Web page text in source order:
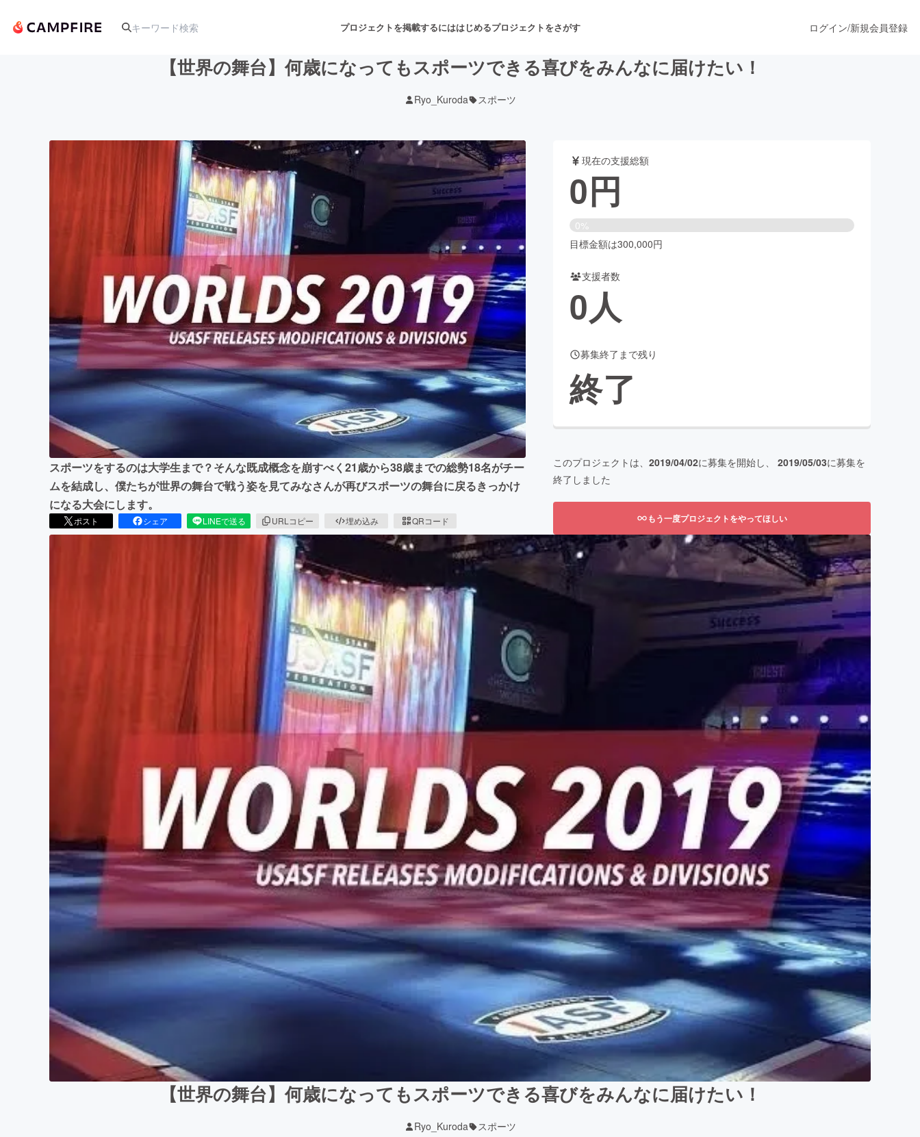
プロジェクトを掲載するにははじめるプロジェクトをさがす
アート・写真 音楽 舞台・パフォーマンス
テクノロジー・ガジェット ゲーム・サービス開発 フード・飲食店
映像・映画 書籍・雑誌出版 アニメ・漫画
ビジネス・起業 チャレンジ ビューティー・ヘルスケア
まちづくり・地域活性化
CAMPFIRE for Social GoodCAMPFIRE Creation
CAMPFIREふるさと納税machi-yaコミュニティ
ログイン/新規会員登録
【世界の舞台】何歳になってもスポーツできる喜びをみんなに届けたい！
Ryo_Kuroda スポーツ
スポーツをするのは大学生まで？そんな既成概念を崩すべく21歳から38歳までの総勢18名がチー
ムを結成し、僕たちが世界の舞台で戦う姿を見てみなさんが再びスポーツの舞台に戻るきっかけ
になる大会にします。
ポスト シェア LINEで送る URLコピー 埋め込み QRコード
現在の支援総額
0円
0%
目標金額は300,000円
支援者数
0人
募集終了まで残り
終了
このプロジェクトは、 2019/04/02に募集を開始し、 2019/05/03に募集を
終了しました
もう一度プロジェクトをやってほしい
【世界の舞台】何歳になってもスポーツできる喜びをみんなに届けたい！
Ryo_Kuroda スポーツ